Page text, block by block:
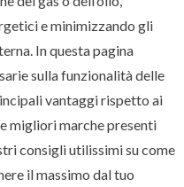
e minimizzando gli
In questa pagina
sulla funzionalità delle
vantaggi rispetto ai
migliori marche presenti
consigli utilissimi su come
il massimo dal tuo